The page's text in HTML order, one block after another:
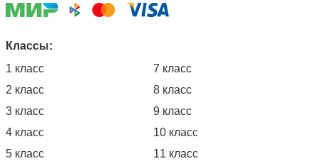
Классы:
1 класс
2 класс
3 класс
4 класс
5 класс
7 класс
8 класс
9 класс
10 класс
11 класс